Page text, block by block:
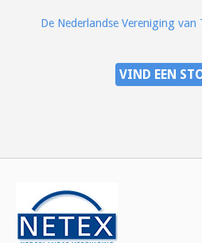
De Nederlandse Vereniging van
VIND EEN